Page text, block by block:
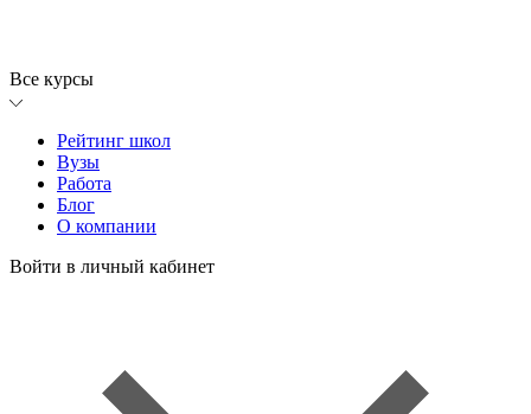
Все курсы
Рейтинг школ
Вузы
Работа
Блог
О компании
Войти в личный кабинет